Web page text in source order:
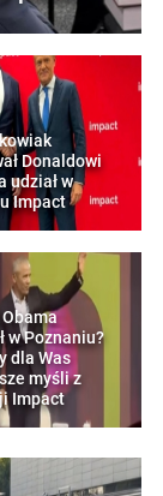
Donaldowi
udział w
Impact
w Poznaniu?
dla Was
myśli z
Impact